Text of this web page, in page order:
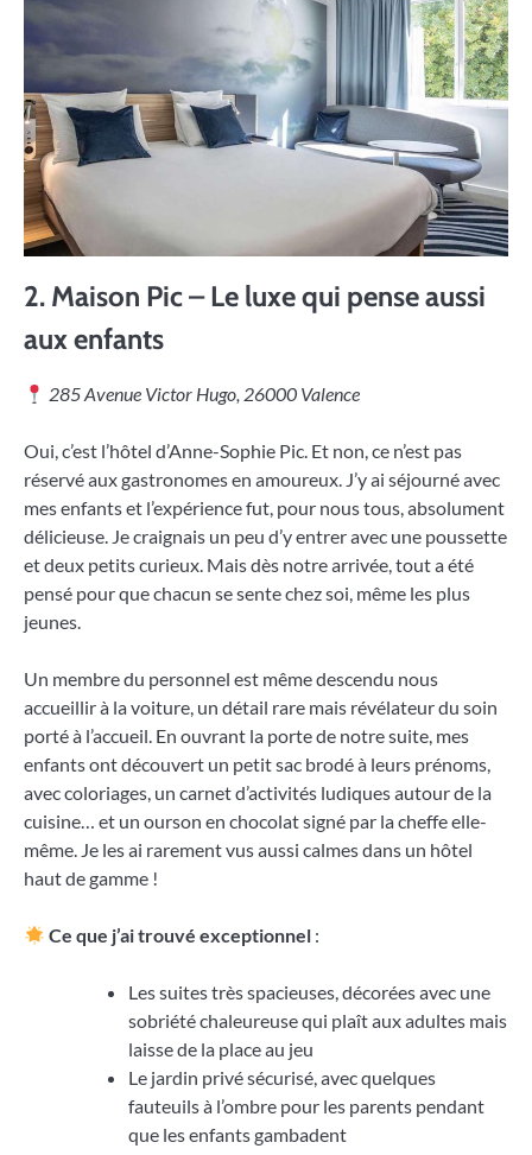
2. Maison Pic – Le luxe qui pense aussi
aux enfants
285 Avenue Victor Hugo, 26000 Valence
Oui, c’est l’hôtel d’Anne-Sophie Pic. Et non, ce n’est pas
réservé aux gastronomes en amoureux. J’y ai séjourné avec
mes enfants et l’expérience fut, pour nous tous, absolument
délicieuse. Je craignais un peu d’y entrer avec une poussette
et deux petits curieux. Mais dès notre arrivée, tout a été
pensé pour que chacun se sente chez soi, même les plus
jeunes.
Un membre du personnel est même descendu nous
accueillir à la voiture, un détail rare mais révélateur du soin
porté à l’accueil. En ouvrant la porte de notre suite, mes
enfants ont découvert un petit sac brodé à leurs prénoms,
avec coloriages, un carnet d’activités ludiques autour de la
cuisine… et un ourson en chocolat signé par la cheffe elle-
même. Je les ai rarement vus aussi calmes dans un hôtel
haut de gamme !
Ce que j’ai trouvé exceptionnel :
Les suites très spacieuses, décorées avec une
sobriété chaleureuse qui plaît aux adultes mais
laisse de la place au jeu
Le jardin privé sécurisé, avec quelques
fauteuils à l’ombre pour les parents pendant
que les enfants gambadent